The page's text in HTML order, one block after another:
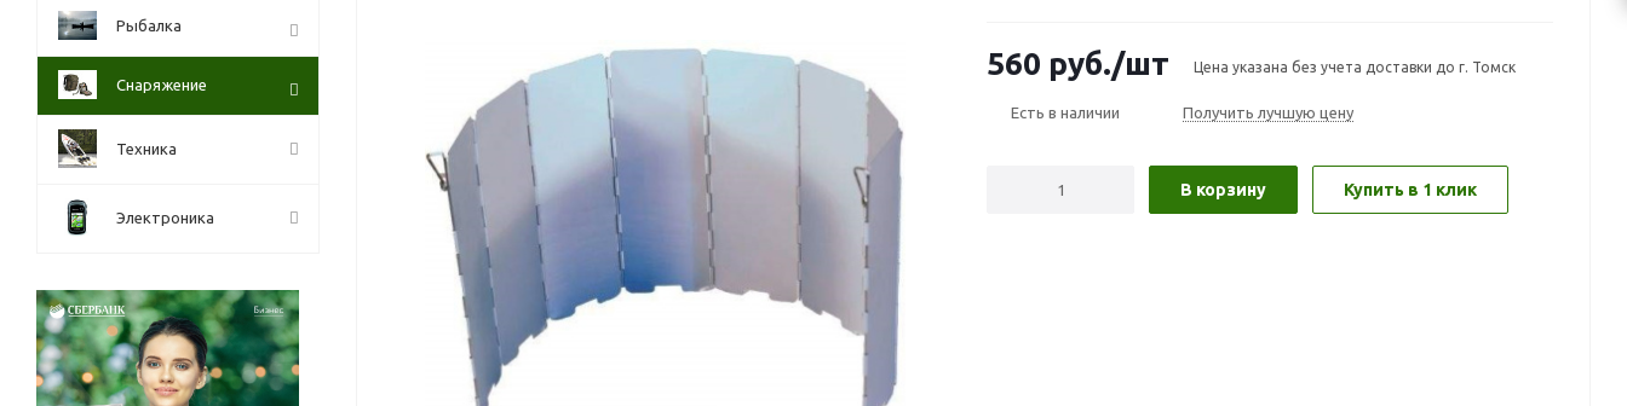
560 руб./шт Цена указана без учета доставки до г. Томск
Есть в наличии Получить лучшую цену
В корзину Купить в 1 клик
Рыбалка
Снаряжение
Техника
Электроника